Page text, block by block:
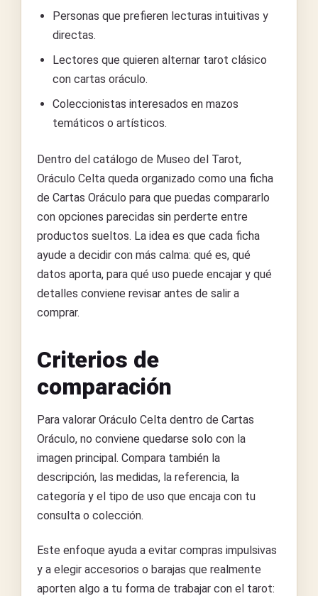
Personas que prefieren lecturas intuitivas y
directas.
Lectores que quieren alternar tarot clásico
con cartas oráculo.
Coleccionistas interesados en mazos
temáticos o artísticos.
Dentro del catálogo de Museo del Tarot,
Oráculo Celta queda organizado como una ficha
de Cartas Oráculo para que puedas compararlo
con opciones parecidas sin perderte entre
productos sueltos. La idea es que cada ficha
ayude a decidir con más calma: qué es, qué
datos aporta, para qué uso puede encajar y qué
detalles conviene revisar antes de salir a
comprar.
Criterios de
comparación
Para valorar Oráculo Celta dentro de Cartas
Oráculo, no conviene quedarse solo con la
imagen principal. Compara también la
descripción, las medidas, la referencia, la
categoría y el tipo de uso que encaja con tu
consulta o colección.
Este enfoque ayuda a evitar compras impulsivas
y a elegir accesorios o barajas que realmente
aporten algo a tu forma de trabajar con el tarot: